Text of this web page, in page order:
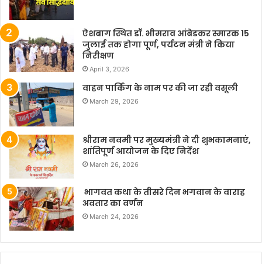
ऐशबाग स्थित डॉ. भीमराव आंबेडकर स्मारक 15
जुलाई तक होगा पूर्ण, पर्यटन मंत्री ने किया
निरीक्षण
April 3, 2026
वाहन पार्किंग के नाम पर की जा रही वसूली
March 29, 2026
श्रीराम नवमी पर मुख्यमंत्री ने दी शुभकामनाएं,
शांतिपूर्ण आयोजन के दिए निर्देश
March 26, 2026
भागवत कथा के तीसरे दिन भगवान के वाराह
अवतार का वर्णन
March 24, 2026